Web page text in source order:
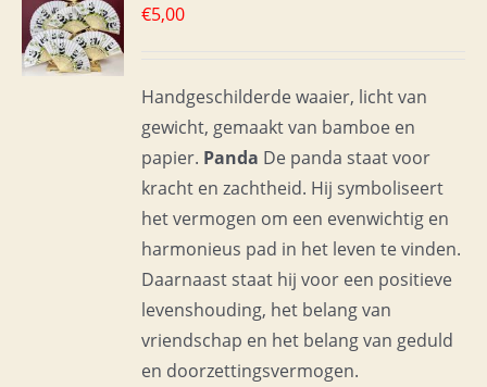
€5,00
Handgeschilderde waaier, licht van
gewicht, gemaakt van bamboe en
papier. Panda De panda staat voor
kracht en zachtheid. Hij symboliseert
het vermogen om een evenwichtig en
harmonieus pad in het leven te vinden.
Daarnaast staat hij voor een positieve
levenshouding, het belang van
vriendschap en het belang van geduld
en doorzettingsvermogen.